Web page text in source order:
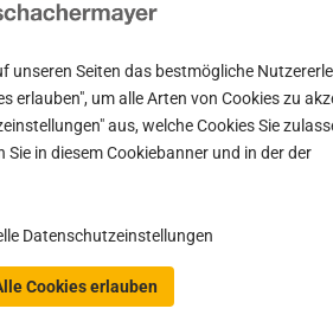
unseren Seiten das bestmögliche
erlauben", um alle Arten von Cookies zu
aus, welche Cookies Sie
in diesem Cookiebanner und in der der
Datenschutzeinstellungen
Cookies erlauben
mit
verfügbar
Schnelle und sichere
Lagerartikel innerhalb
Werktagen